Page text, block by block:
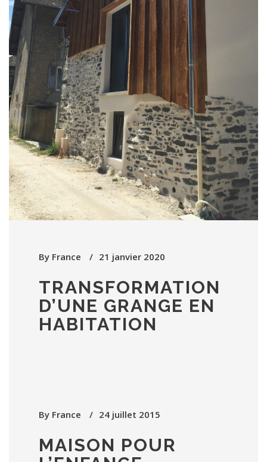
By France 21 janvier 2020
TRANSFORMATION
D’UNE GRANGE EN
HABITATION
By France 24 juillet 2015
MAISON POUR